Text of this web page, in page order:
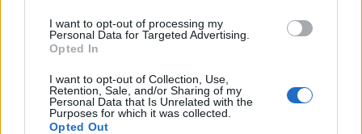
I want to opt-out of processing my
Personal Data for Targeted Advertising.
Opted In
I want to opt-out of Collection, Use,
Retention, Sale, and/or Sharing of my
Personal Data that Is Unrelated with the
Purposes for which it was collected.
Opted Out
Σε νέα ώρα το «Mega
Σαββατοκύριακο»
20:14 - 15 Σεπτεμβρίου 2023